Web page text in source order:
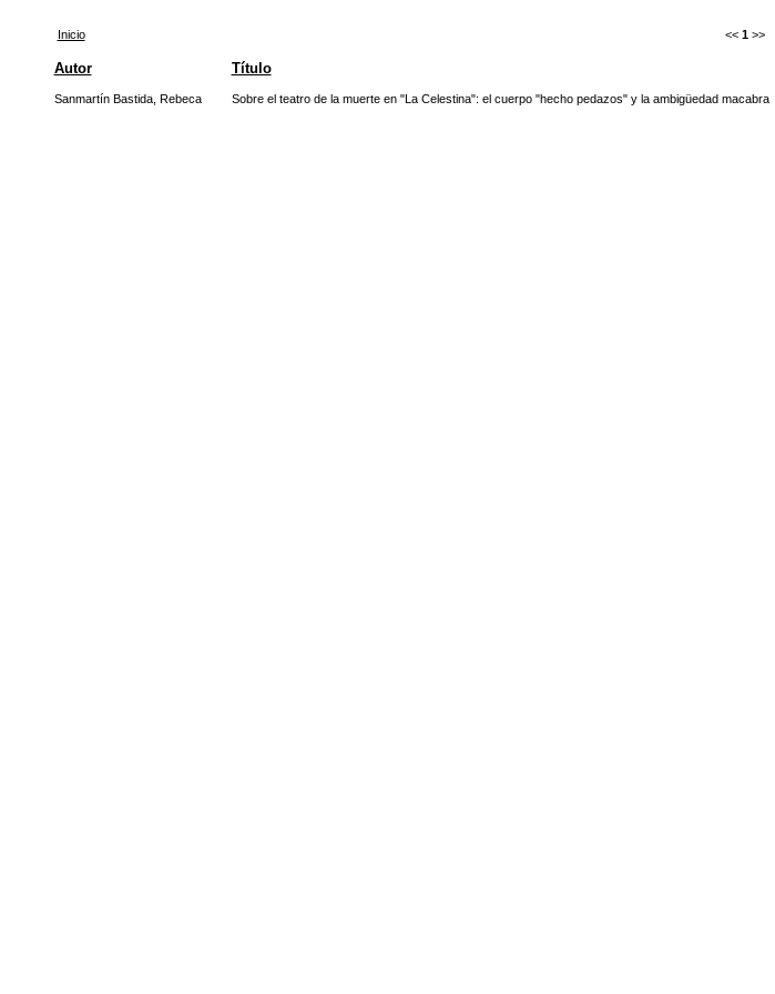
Inicio << 1 >>
Autor Título
Sanmartín Bastida, Rebeca Sobre el teatro de la muerte en "La Celestina": el cuerpo "hecho pedazos" y la ambigüedad macabra